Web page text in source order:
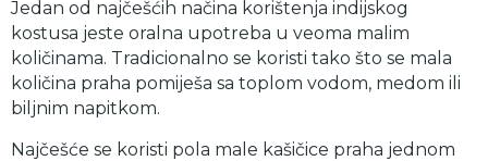
Jedan od najčešćih načina korištenja indijskog
kostusa jeste oralna upotreba u veoma malim
količinama. Tradicionalno se koristi tako što se mala
količina praha pomiješa sa toplom vodom, medom ili
biljnim napitkom.
Najčešće se koristi pola male kašičice praha jednom